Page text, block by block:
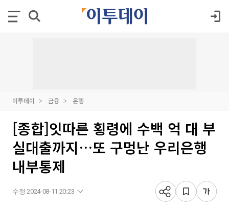
이투데이 금융 은행
[종합]잇따른 횡령에 수백 억 대 부
실대출까지…또 구멍난 우리은행
내부통제
수정 2024-08-11 20:23